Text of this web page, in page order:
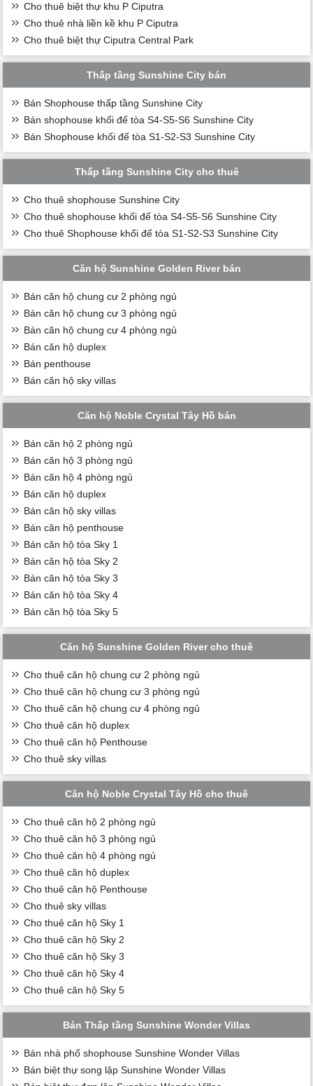
Cho thuê biệt thự khu P Ciputra
Cho thuê nhà liền kề khu P Ciputra
Cho thuê biệt thự Ciputra Central Park
Thấp tầng Sunshine City bán
Bán Shophouse thấp tầng Sunshine City
Bán shophouse khối đế tòa S4-S5-S6 Sunshine City
Bán Shophouse khối đế tòa S1-S2-S3 Sunshine City
Thấp tầng Sunshine City cho thuê
Cho thuê shophouse Sunshine City
Cho thuê shophouse khối đế tòa S4-S5-S6 Sunshine City
Cho thuê Shophouse khối đế tòa S1-S2-S3 Sunshine City
Căn hộ Sunshine Golden River bán
Bán căn hộ chung cư 2 phòng ngủ
Bán căn hộ chung cư 3 phòng ngủ
Bán căn hộ chung cư 4 phòng ngủ
Bán căn hộ duplex
Bán penthouse
Bán căn hộ sky villas
Căn hộ Noble Crystal Tây Hồ bán
Bán căn hộ 2 phòng ngủ
Bán căn hộ 3 phòng ngủ
Bán căn hộ 4 phòng ngủ
Bán căn hộ duplex
Bán căn hộ sky villas
Bán căn hộ penthouse
Bán căn hộ tòa Sky 1
Bán căn hộ tòa Sky 2
Bán căn hộ tòa Sky 3
Bán căn hộ tòa Sky 4
Bán căn hộ tòa Sky 5
Căn hộ Sunshine Golden River cho thuê
Cho thuê căn hộ chung cư 2 phòng ngủ
Cho thuê căn hộ chung cư 3 phòng ngủ
Cho thuê căn hộ chung cư 4 phòng ngủ
Cho thuê căn hộ duplex
Cho thuê căn hộ Penthouse
Cho thuê sky villas
Căn hộ Noble Crystal Tây Hồ cho thuê
Cho thuê căn hộ 2 phòng ngủ
Cho thuê căn hộ 3 phòng ngủ
Cho thuê căn hộ 4 phòng ngủ
Cho thuê căn hộ duplex
Cho thuê căn hộ Penthouse
Cho thuê sky villas
Cho thuê căn hộ Sky 1
Cho thuê căn hộ Sky 2
Cho thuê căn hộ Sky 3
Cho thuê căn hộ Sky 4
Cho thuê căn hộ Sky 5
Bán Thấp tầng Sunshine Wonder Villas
Bán nhà phố shophouse Sunshine Wonder Villas
Bán biệt thự song lập Sunshine Wonder Villas